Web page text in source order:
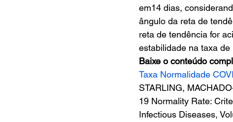
em14 dias,
ângulo da reta de
reta de tendência for
estabilidade na taxa
Baixe o conteúdo
Taxa Normalidade
STARLING,
19 Normality Rate:
Infectious Diseases,